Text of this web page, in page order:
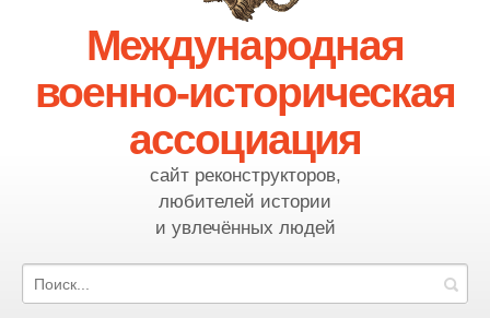
Международная
военно-историческая
ассоциация
сайт реконструкторов,
любителей истории
и увлечённых людей